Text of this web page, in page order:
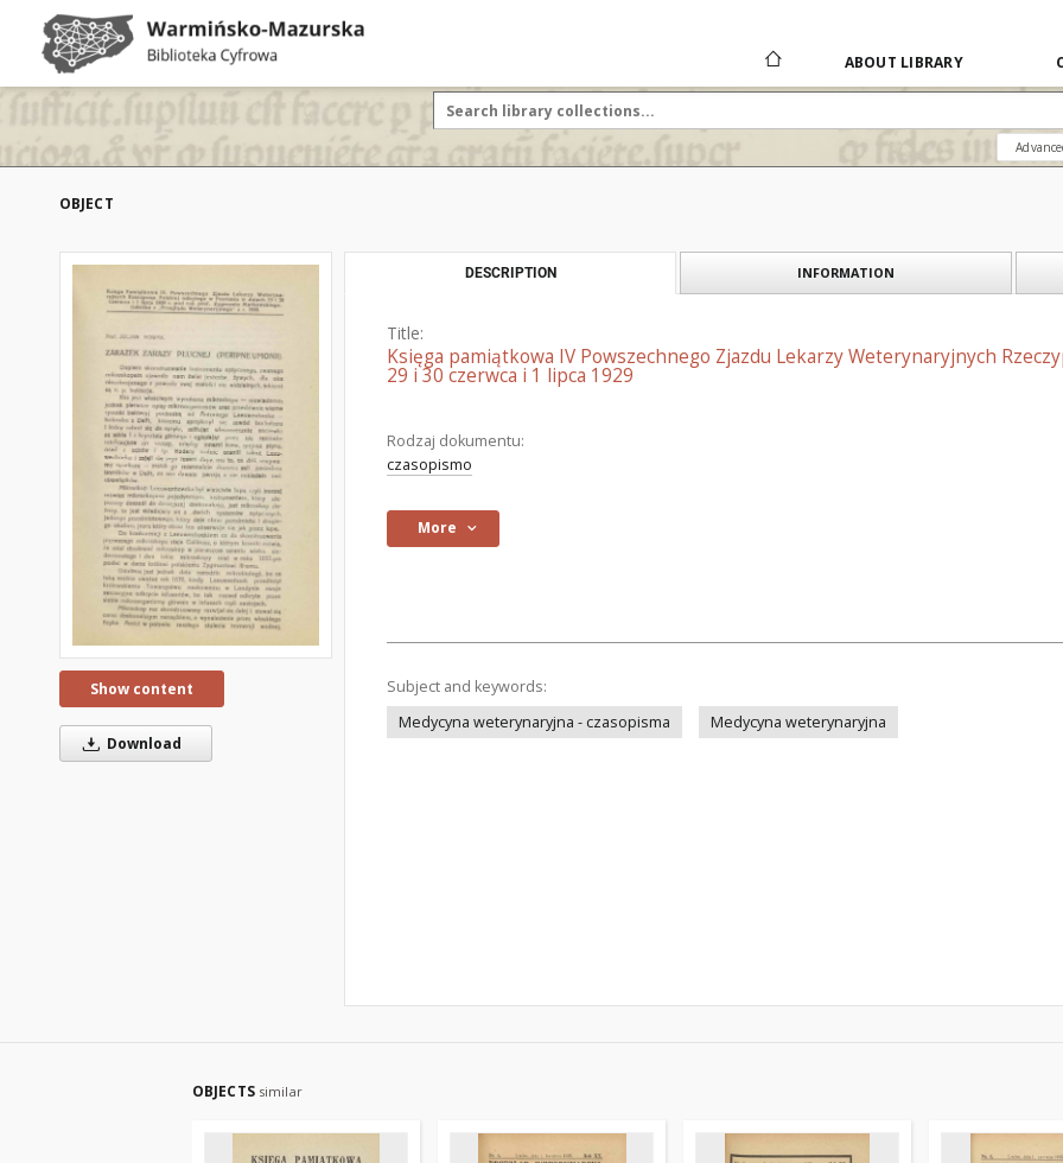
ABOUT LIBRARY
OBJECT
Show content
Download
DESCRIPTION INFORMATION
Title:
Księga pamiątkowa IV Powszechnego Zjazdu Lekarzy Weterynaryjnych
29 i 30 czerwca i 1 lipca 1929
Rodzaj dokumentu:
czasopismo
More
Subject and keywords:
Medycyna weterynaryjna - czasopisma
Medycyna weterynaryjna
OBJECTS similar